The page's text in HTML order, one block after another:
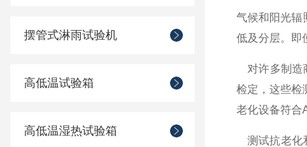
摆管式淋雨试验机
高低温试验箱
高低温湿热试验箱
气候和阳光辐
低及分层。即
对许多制造
检定，这些检
老化设备符合
测试抗老化